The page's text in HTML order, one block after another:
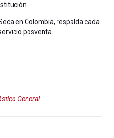
en Colombia, respalda cada
posventa.
General